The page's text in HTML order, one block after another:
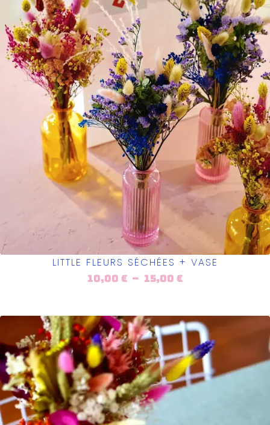
LITTLE FLEURS SÉCHÉES + VASE
10,00 € – 15,00 €